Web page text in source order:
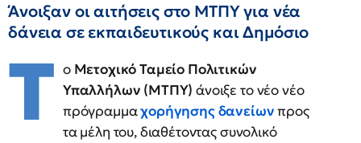
Άνοιξαν οι αιτήσεις στο ΜΤΠΥ για νέα
δάνεια σε εκπαιδευτικούς και Δημόσιο
Τ ο Μετοχικό Ταμείο Πολιτικών
Υπαλλήλων (ΜΤΠΥ) άνοιξε το νέο νέο
πρόγραμμαχορήγησης δανείωνπρος
τα μέλη του, διαθέτοντας συνολικό